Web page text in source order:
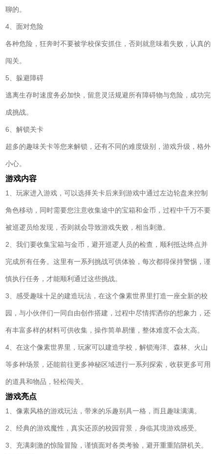
聊的。
4、面对危险
各种危险，狂奔时不要被学校保安抓住，否则就意味着失败，认真的
闯关。
5、躲避障碍
逃离生存时速度务必加快，留意灵活规避所有障碍物与危险，成功完
成挑战。
6、解锁关卡
超多的趣味关卡等您来解锁，还有不同的难度级别，游戏升级，格外
小心。
游戏内容
1、玩家进入游戏，可以选择关卡后来到游戏中通过左边轮盘来控制
角色移动，同时需要您注意收集途中的宝箱和金币，过程中千万不要
被巡逻员给发现，否则就会导致游戏失败，相当刺激。
2、我们要收集宝箱与金币，避开巡逻人员的检查，顺利抵达终点并
完成所有任务。这里有一系列挑战可供体验，每次都得保持警惕，谨
慎执行任务，才能顺利通过这些挑战。
3、感受趣味十足的建造玩法，在这个像素世界里打造一座全新的校
园，与小伙伴们一同自由创作搭建，过程中尽情挥洒你的想象力，还
有丰富多样的材料可供收集，操作简单易懂，整体难度不会太高。
4、在这个像素世界里，玩家可以建造学校，解锁海洋、森林、火山
等多种场景，还能前往更多神秘区域进行一系列探索，收获更多可用
的道具和物品，轻松闯关。
游戏亮点
1、像素风格的游戏玩法，带来的乐趣别具一格，而且趣味满满。
2、经典的游戏魔性，真实还原的校园背景，身临其境游戏感受。
3、充满刺激的惊险冒险，谨慎面对各类考验，避开重重陷阱机关。